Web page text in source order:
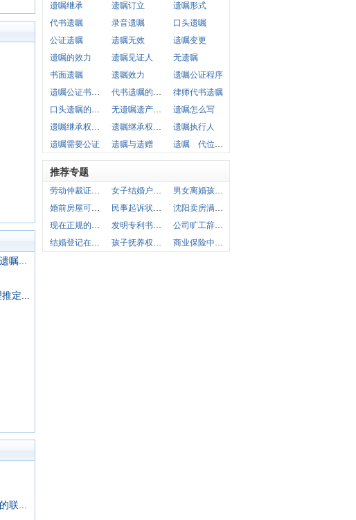
·不应以自书遗嘱未进行笔迹鉴定为由否定自书遗嘱的真实性
·自书遗嘱有瑕疵房屋面积表述起争议 法院合理推定遗嘱有效并依此继承
·司法部、建设部关于房产登记管理中加强公证的联合通知
遗嘱继承
遗嘱订立
遗嘱形式
代书遗嘱
录音遗嘱
口头遗嘱
公证遗嘱
遗嘱无效
遗嘱变更
遗嘱的效力
遗嘱见证人
无遗嘱
书面遗嘱
遗嘱效力
遗嘱公证程序
遗嘱公证书格式
代书遗嘱的格式
律师代书遗嘱
口头遗嘱的效力
无遗嘱遗产继承
遗嘱怎么写
遗嘱继承权公证
遗嘱继承权公证书
遗嘱执行人
遗嘱需要公证
遗嘱与遗赠 遗嘱 代位继承
推荐专题
劳动仲裁证据清单范文 女子结婚户口跟随男方么
男女离婚孩子不满三岁谁扶养
婚前房屋可赠与未婚妻吗
民事起诉状不履行离婚协议书
沈阳卖房满五唯一还用上税吗
现在正规的担保公司一般多少钱的利息
发明专利书明书范文有关马桶
公司旷工辞退怎么做
结婚登记在派出所离婚
孩子抚养权变更法院会强行执行吗 商业保险中途退保合适吗